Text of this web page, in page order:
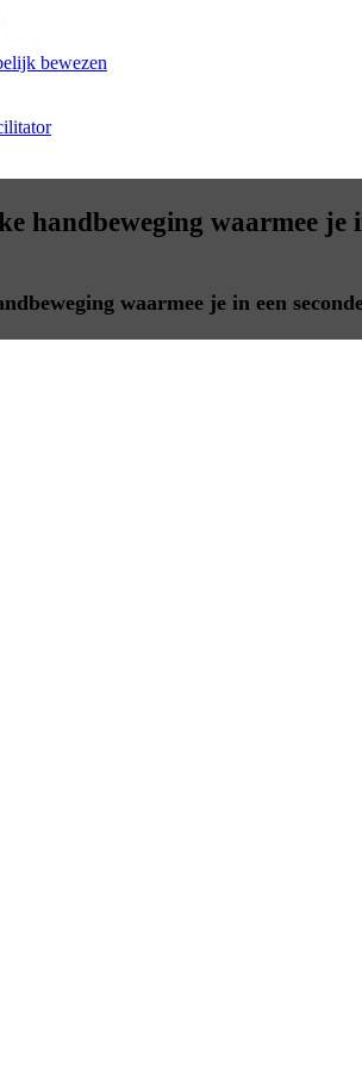
bewezen
handbeweging waarmee je
waarmee je in een